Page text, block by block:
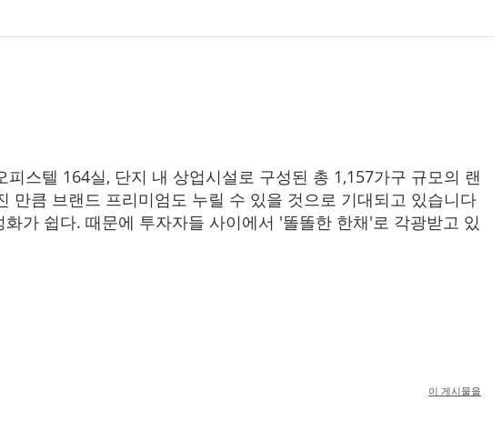
스텔 164실, 단지 내 상업시설로 구성된 총 1,157가구 규모의 랜
큼 브랜드 프리미엄도 누릴 수 있을 것으로 기대되고 있습니다
가 쉽다. 때문에 투자자들 사이에서 '똘똘한 한채'로 각광받고 있
이 게시물을